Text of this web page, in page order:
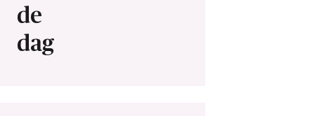
de
dag